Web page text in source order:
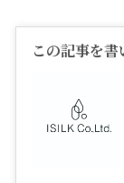
この記事を書